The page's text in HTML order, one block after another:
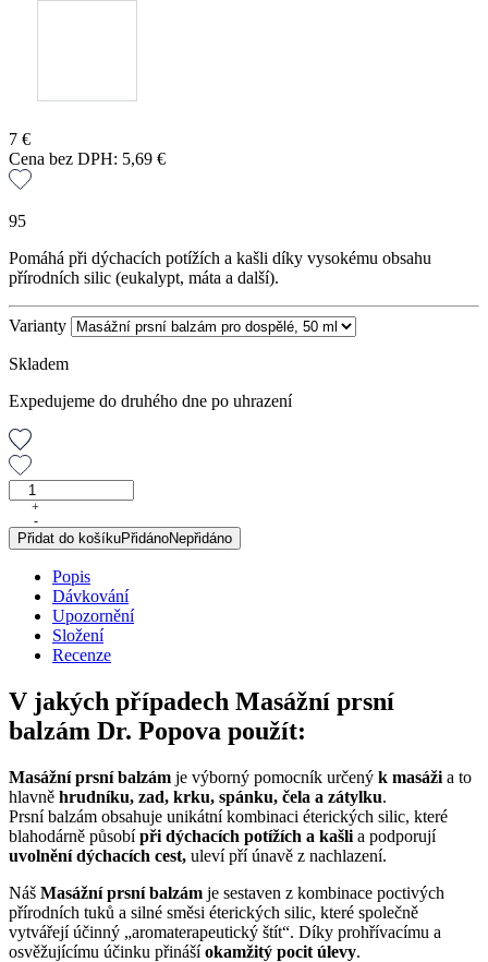
7 €
Cena bez DPH: 5,69 €
95
Pomáhá při dýchacích potížích a kašli díky vysokému obsahu
přírodních silic (eukalypt, máta a další).
Varianty
Skladem
Expedujeme do druhého dne po uhrazení
Masážní
prsní
balzám
pro
dospělé,
množství
+
-
Přidat do košíkuPřidánoNepřidáno
Popis
Dávkování
Upozornění
Složení
Recenze
V jakých případech Masážní prsní
balzám Dr. Popova použít:
Masážní prsní balzám je výborný pomocník určený k masáži a to
hlavně hrudníku, zad, krku, spánku, čela a zátylku.
Prsní balzám obsahuje unikátní kombinaci éterických silic, které
blahodárně působípři dýchacích potížích a kašli a podporují
uvolnění dýchacích cest, uleví pří únavě z nachlazení.
Náš Masážní prsní balzám je sestaven z kombinace poctivých
přírodních tuků a silné směsi éterických silic, které společně
vytvářejí účinný „aromaterapeutický štít“. Díky prohřívacímu a
osvěžujícímu účinku přinášíokamžitý pocit úlevy.